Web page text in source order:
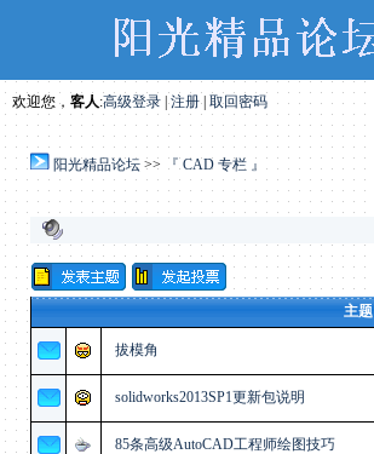
欢迎您， 客人:高级登录 |注册| 取回密码
阳光精品论坛>> 『 CAD 专栏 』
主题
拔模角
solidworks2013SP1更新包说明
85条高级AutoCAD工程师绘图技巧